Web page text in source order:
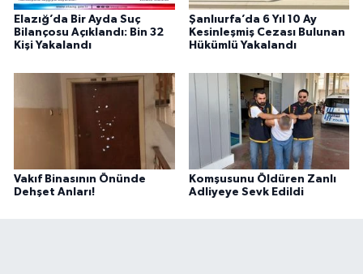
Elazığ’da Bir Ayda Suç
Bilançosu Açıklandı: Bin 32
Kişi Yakalandı
Şanlıurfa’da 6 Yıl 10 Ay
Kesinleşmiş Cezası Bulunan
Hükümlü Yakalandı
Vakıf Binasının Önünde
Dehşet Anları!
Komşusunu Öldüren Zanlı
Adliyeye Sevk Edildi